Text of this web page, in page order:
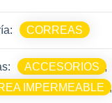
CORREAS
ACCESORIOS ,
IMPERMEABLE ,